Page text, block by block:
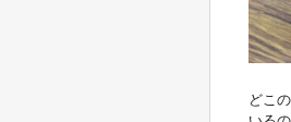
どこ